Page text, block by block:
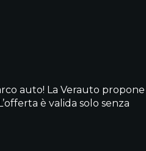
auto! La Verauto propone
è valida solo senza